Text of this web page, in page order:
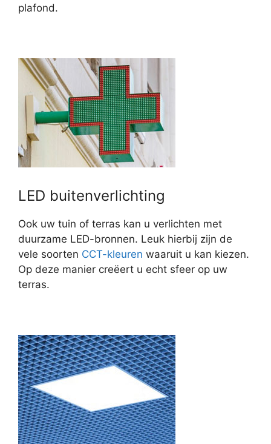
plafond.
LED buitenverlichting
Ook uw tuin of terras kan u verlichten met
duurzame LED-bronnen. Leuk hierbij zijn de
vele soorten CCT-kleuren waaruit u kan kiezen.
Op deze manier creëert u echt sfeer op uw
terras.